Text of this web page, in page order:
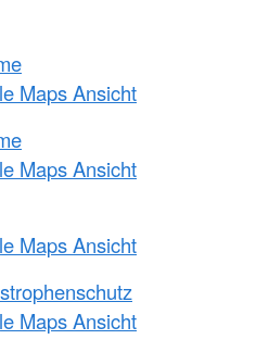
Maps Ansicht
Maps Ansicht
Maps Ansicht
Maps Ansicht